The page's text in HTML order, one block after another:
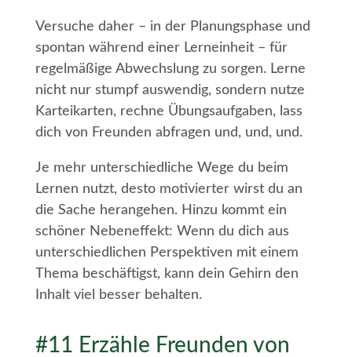
Versuche daher – in der Planungsphase und
spontan während einer Lerneinheit – für
regelmäßige Abwechslung zu sorgen. Lerne
nicht nur stumpf auswendig, sondern nutze
Karteikarten, rechne Übungsaufgaben, lass
dich von Freunden abfragen und, und, und.
Je mehr unterschiedliche Wege du beim
Lernen nutzt, desto motivierter wirst du an
die Sache herangehen. Hinzu kommt ein
schöner Nebeneffekt: Wenn du dich aus
unterschiedlichen Perspektiven mit einem
Thema beschäftigst, kann dein Gehirn den
Inhalt viel besser behalten.
#11 Erzähle Freunden von